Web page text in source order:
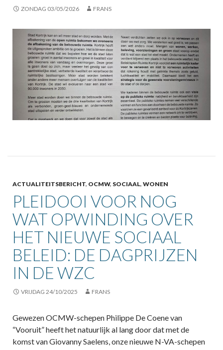
ZONDAG 03/05/2026 FRANS
ACTUALITEITSBERICHT, OCMW, SOCIAAL, WONEN
PLEIDOOI VOOR NOG
WAT OPWINDING OVER
HET NIEUWE SOCIAAL
BELEID: DE DAGPRIJZEN
IN DE WZC
VRIJDAG 24/10/2025 FRANS
Gewezen OCMW-schepen Philippe De Coene van
“Vooruit” heeft het natuurlijk al lang door dat met de
komst van Giovanny Saelens, onze nieuwe N-VA-schepen